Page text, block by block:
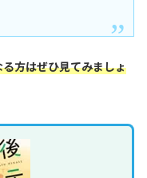
方はぜひ見てみましょ